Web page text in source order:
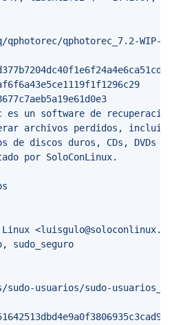
qphotorec_7.2-WIP-
es un software de
archivos perdidos,
de discos duros, CDs, DVDs y
por SoloConLinux.
sudo_seguro
sudo-usuarios/sudo-